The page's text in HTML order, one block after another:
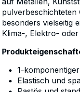
besonders vielseitig
Klima-, Elektro-
1-
Elastisch und